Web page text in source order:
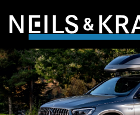
ZurZum
Zum